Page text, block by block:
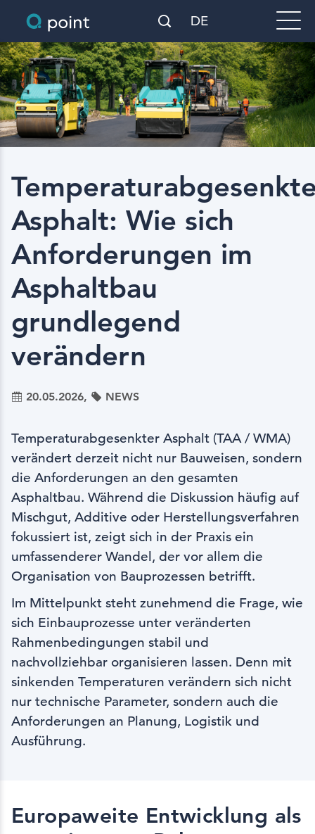
DE
Asphalt: Wie sich
Anforderungen im
Asphaltbau
grundlegend
verändern
20.05.2026, NEWS
Temperaturabgesenkter Asphalt (TAA / WMA)
verändert derzeit nicht nur Bauweisen, sondern
die Anforderungen an den gesamten
Asphaltbau. Während die Diskussion häufig auf
Mischgut, Additive oder Herstellungsverfahren
fokussiert ist, zeigt sich in der Praxis ein
umfassenderer Wandel, der vor allem die
Organisation von Bauprozessen betrifft.
Im Mittelpunkt steht zunehmend die Frage, wie
sich Einbauprozesse unter veränderten
Rahmenbedingungen stabil und
nachvollziehbar organisieren lassen. Denn mit
sinkenden Temperaturen verändern sich nicht
nur technische Parameter, sondern auch die
Anforderungen an Planung, Logistik und
Ausführung.
Europaweite Entwicklung als